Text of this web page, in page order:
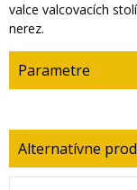
valce valcovacích
nerez.
Parametre